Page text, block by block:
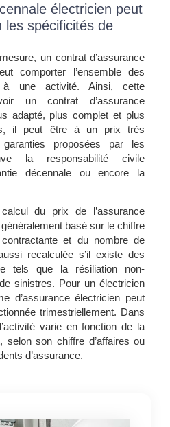
électricien peut
les spécificités de
un contrat d’assurance
comporter l’ensemble des
à une activité. Ainsi, cette
un contrat d’assurance
adapté, plus complet et plus
il peut être à un prix très
proposées par les
la responsabilité civile
décennale ou encore la
du prix de l’assurance
basé sur le chiffre
et du nombre de
recalculée s’il existe des
tels que la résiliation non-
sinistres. Pour un électricien
d’assurance électricien peut
trimestriellement. Dans
varie en fonction de la
selon son chiffre d’affaires ou
d’assurance.